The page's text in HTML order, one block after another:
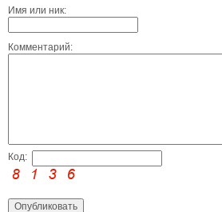
Имя или ник:
Комментарий:
Код: